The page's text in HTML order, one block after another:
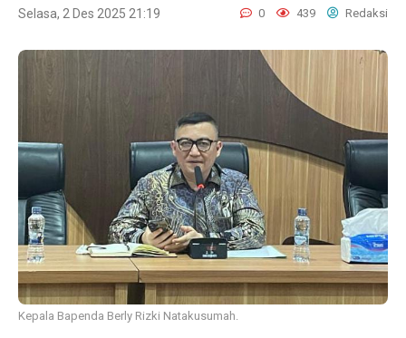
Selasa, 2 Des 2025 21:19 0 439 Redaksi
Kepala Bapenda Berly Rizki Natakusumah.